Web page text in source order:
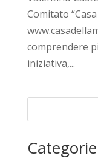
Comitato
comprendere
iniziativa,...
Categorie